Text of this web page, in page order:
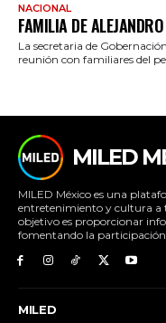
NACIONAL
FAMILIA DE
La secretaria de
reunión con familiares del
MILED
MILED México es una
entretenimiento y cultura a
objetivo es proporcionar
fomentando la participación
MILED